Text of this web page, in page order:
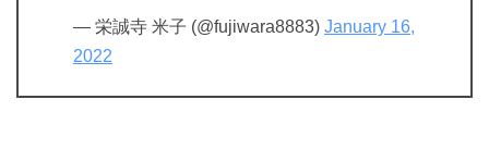
— 栄誠寺 米子 (@fujiwara8883) January 16,
2022